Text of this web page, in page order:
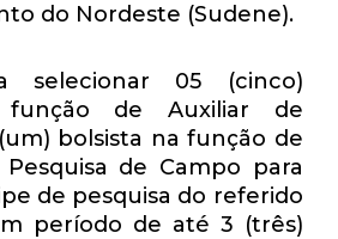
do Nordeste (Sudene).
selecionar 05 (cinco)
função de Auxiliar de
bolsista na função de
de Campo para
de pesquisa do referido
período de até 3 (três)